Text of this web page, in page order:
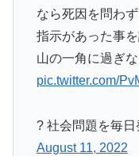
なら死因を問わ
指示があった事
山の一角に過ぎ
pic.twitter.com/
? 社会問題を毎
August 11, 2022